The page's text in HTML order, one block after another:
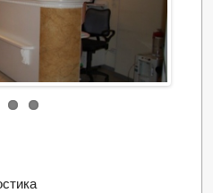
и терапия"